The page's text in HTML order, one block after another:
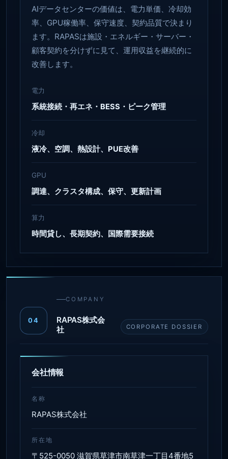
AIデータセンターの価値は、電力単価、冷却効
率、GPU稼働率、保守速度、契約品質で決まり
ます。RAPASは施設・エネルギー・サーバー・
顧客契約を分けずに見て、運用収益を継続的に
改善します。
電力
系統接続・再エネ・BESS・ピーク管理
冷却
液冷、空調、熱設計、PUE改善
GPU
調達、クラスタ構成、保守、更新計画
算力
時間貸し、長期契約、国際需要接続
04
COMPANY
RAPAS株式会
社
CORPORATE DOSSIER
会社情報
名称
RAPAS株式会社
所在地
〒525-0050 滋賀県草津市南草津一丁目4番地5